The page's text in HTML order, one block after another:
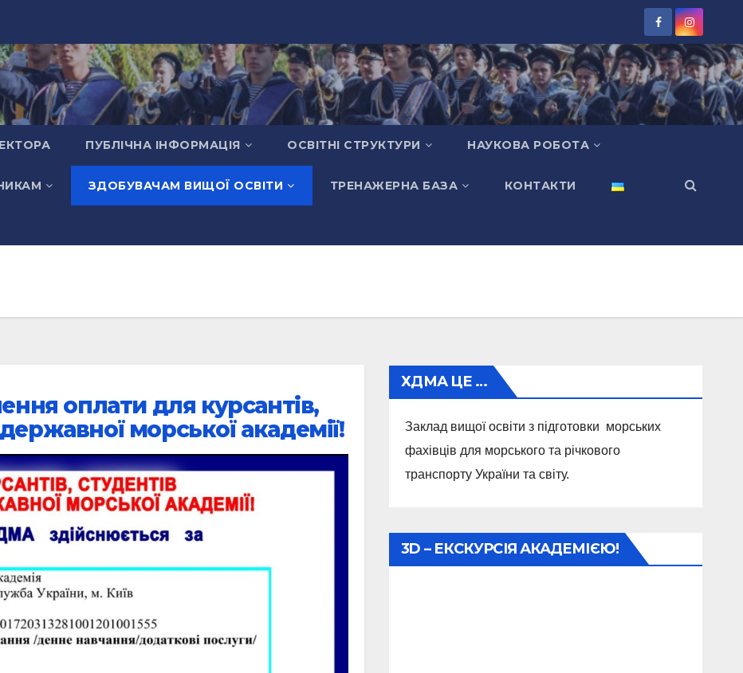
ПУБЛІЧНА ІНФОРМАЦІЯ ОСВІТНІ СТРУКТУРИ НАУКОВА РОБОТА
ЗДОБУВАЧАМ ВИЩОЇ ОСВІТИ ТРЕНАЖЕРНА БАЗА КОНТАКТИ
оплати для курсантів,
морської академії!
ХДМА ЦЕ …
Заклад вищої освіти з підготовки морських
фахівців для морського та річкового
транспорту України та світу.
3D – ЕКСКУРСІЯ АКАДЕМІЄЮ!